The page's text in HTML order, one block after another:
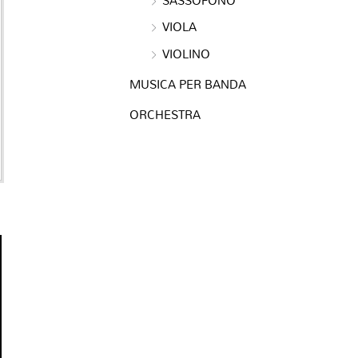
VIOLA
VIOLINO
MUSICA PER BANDA
ORCHESTRA